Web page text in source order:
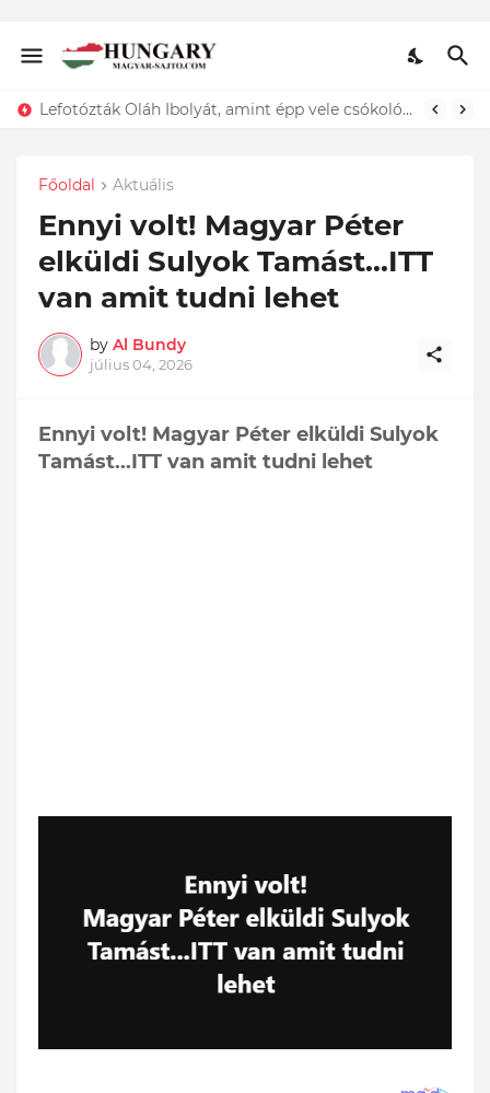
Lefotózták Oláh Ibolyát, amint épp vele csókolózik - EZT nem hiszed el, kinek a karjában kötött ki...ÍME
Főoldal Aktuális
Ennyi volt! Magyar Péter
elküldi Sulyok Tamást...ITT
van amit tudni lehet
by Al Bundy
július 04, 2026
Ennyi volt! Magyar Péter elküldi Sulyok
Tamást...ITT van amit tudni lehet